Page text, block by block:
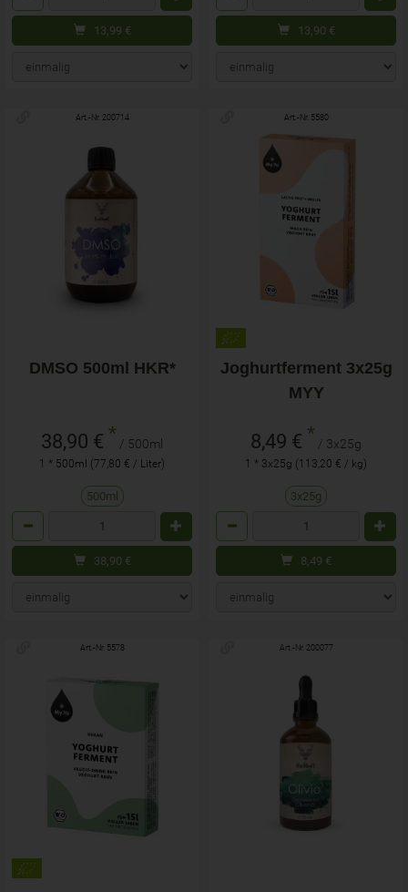
13,99 € 13,90 €
Art.-Nr. 200714
DMSO 500ml HKR*
38,90 € * / 500ml
1 * 500ml (77,80 € / Liter)
500ml
38,90 €
Art.-Nr. 5580
Joghurtferment 3x25g
MYY
8,49 € * / 3x25g
1 * 3x25g (113,20 € / kg)
3x25g
8,49 €
Art.-Nr. 5578 Art.-Nr. 200077